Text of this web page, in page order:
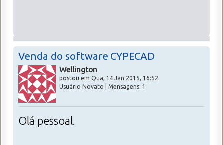
Venda do software CYPECAD
Wellington
postou em Qua, 14 Jan 2015, 16:52
Usuário Novato | Mensagens: 1
Olá pessoal.